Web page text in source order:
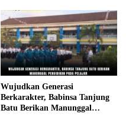
Wujudkan Generasi
Berkarakter, Babinsa Tanjung
Batu Berikan Manunggal